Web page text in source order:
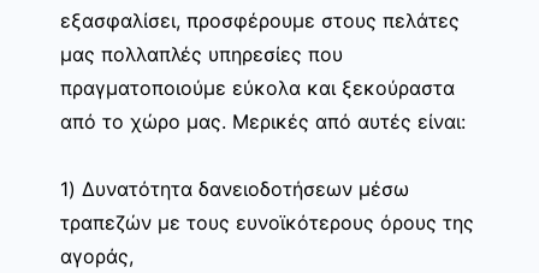
εξασφαλίσει, προσφέρουμε στους πελάτες
μας πολλαπλές υπηρεσίες που
πραγματοποιούμε εύκολα και ξεκούραστα
από το χώρο μας. Μερικές από αυτές είναι:
1) Δυνατότητα δανειοδοτήσεων μέσω
τραπεζών με τους ευνοϊκότερους όρους της
αγοράς,